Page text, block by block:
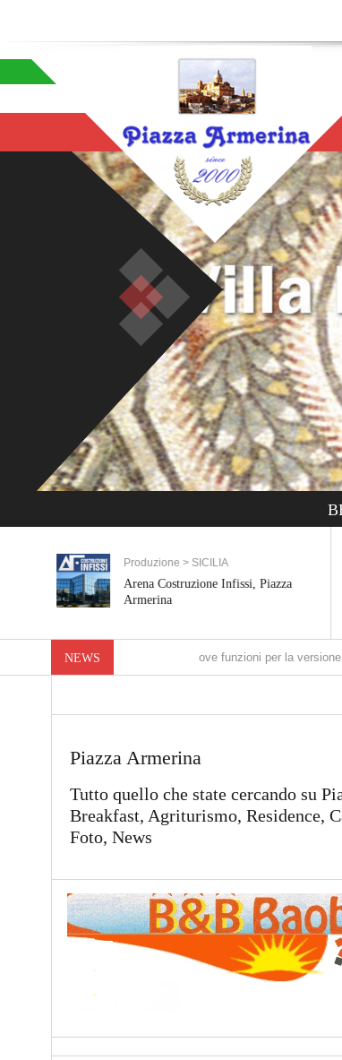
Servizi > SICILIA
Datola, non solo spurghi, Piazza
Armerina
NEWSNuove funzioni per la versione "Mobile" attivate
Piazza Armerina
Tutto quello che state cercando su
Breakfast, Agriturismo, Residence,
Foto, News